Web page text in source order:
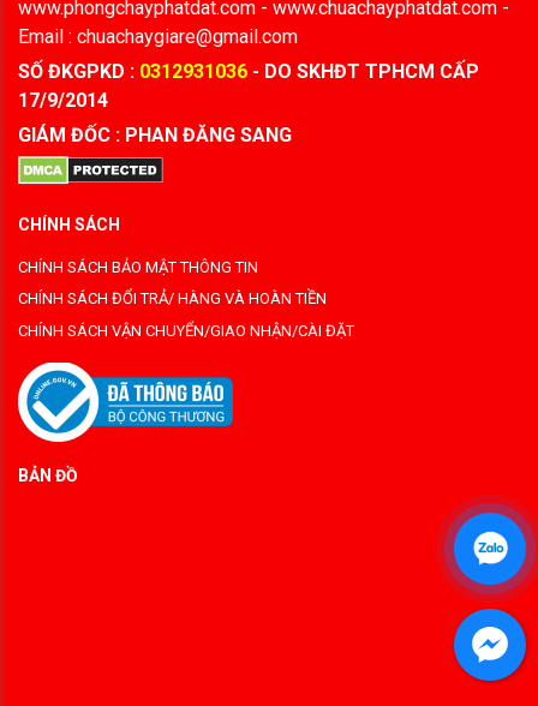
www.phongchayphatdat.com - www.chuachayphatdat.com -
Email : chuachaygiare@gmail.com
SỐ ĐKGPKD : 0312931036 - DO SKHĐT TPHCM CẤP
17/9/2014
GIÁM ĐỐC : PHAN ĐĂNG SANG
CHÍNH SÁCH
CHÍNH SÁCH BẢO MẬT THÔNG TIN
CHÍNH SÁCH ĐỔI TRẢ/ HÀNG VÀ HOÀN TIỀN
CHÍNH SÁCH VẬN CHUYỂN/GIAO NHẬN/CÀI ĐẶT
BẢN ĐỒ